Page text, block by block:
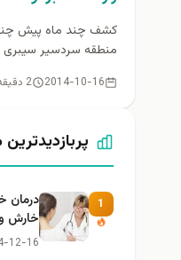
کشف چند ماه پیش
منطقه سردسیر سیبری
2014-10-16 2 دقیقه مطالعه
1
درمان
خارش
ایمن و
12-16